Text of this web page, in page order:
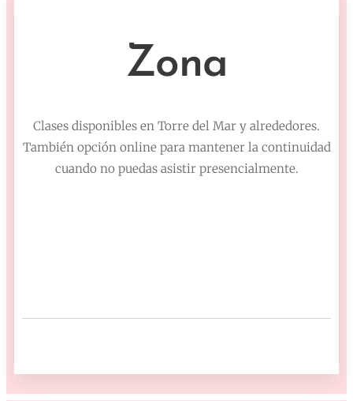
Zona
Clases disponibles en Torre del Mar y alrededores.
También opción online para mantener la continuidad
cuando no puedas asistir presencialmente.